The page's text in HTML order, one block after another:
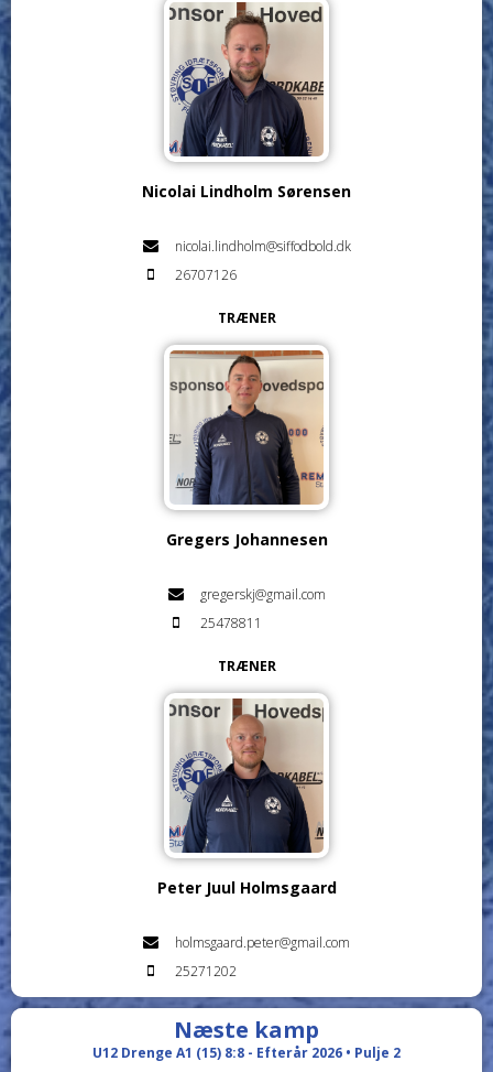
Nicolai Lindholm Sørensen
nicolai.lindholm@siffodbold.dk
26707126
TRÆNER
Gregers Johannesen
gregerskj@gmail.com
25478811
TRÆNER
Peter Juul Holmsgaard
holmsgaard.peter@gmail.com
25271202
Næste kamp
U12 Drenge A1 (15) 8:8 - Efterår 2026 • Pulje 2